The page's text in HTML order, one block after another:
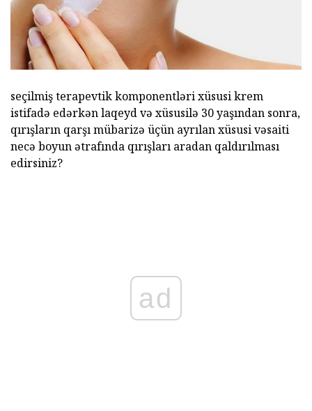
seçilmiş terapevtik komponentləri xüsusi krem
istifadə edərkən laqeyd və xüsusilə 30 yaşından sonra,
qırışların qarşı mübarizə üçün ayrılan xüsusi vəsaiti
necə boyun ətrafında qırışları aradan qaldırılması
edirsiniz?
ad